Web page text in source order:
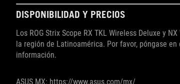
DISPONIBILIDAD Y PRECIOS
Los ROG Strix Scope RX TKL Wireless Deluxe y
la región de Latinoamérica. Por favor, póngase
información.
ASUS MX: https://www.asus.com/mx/